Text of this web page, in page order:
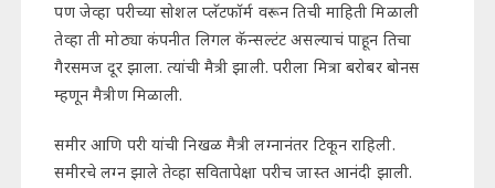
पण जेव्हा परीच्या सोशल प्लॅटफॉर्म वरून तिची माहिती मिळाली
तेव्हा ती मोठ्या कंपनीत लिगल कॅन्सल्टंट असल्याचं पाहून तिचा
गैरसमज दूर झाला. त्यांची मैत्री झाली. परीला मित्रा बरोबर बोनस
म्हणून मैत्रीण मिळाली.
समीर आणि परी यांची निखळ मैत्री लग्नानंतर टिकून राहिली.
समीरचे लग्न झाले तेव्हा सवितापेक्षा परीच जास्त आनंदी झाली.